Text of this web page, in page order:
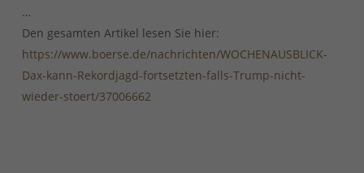
…
Den gesamten Artikel lesen Sie hier:
https://www.boerse.de/nachrichten/WOCHENAUSBLICK-
Dax-kann-Rekordjagd-fortsetzten-falls-Trump-nicht-
wieder-stoert/37006662